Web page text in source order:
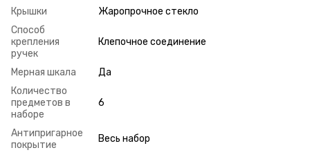
Крышки
Жаропрочное стекло
Способ
крепления
ручек
Клепочное соединение
Мерная шкала
Да
Количество
предметов в
наборе
6
Антипригарное
покрытие
Весь набор